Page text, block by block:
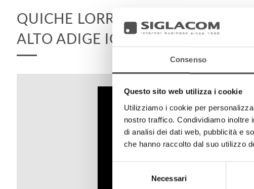
Consenso
Questo sito web utilizza i cookie
Utilizziamo i cookie per
nostro traffico. Condividiamo
di analisi dei dati web, pubblicità e
che hanno raccolto dal suo utilizzo
Necessari
QUICHE LORRAINE CON
ALTO ADIGE IGP